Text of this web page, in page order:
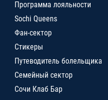
Программа лояльности
Sochi Queens
Фан-сектор
Стикеры
Путеводитель болельщика
Семейный сектор
Сочи Клаб Бар